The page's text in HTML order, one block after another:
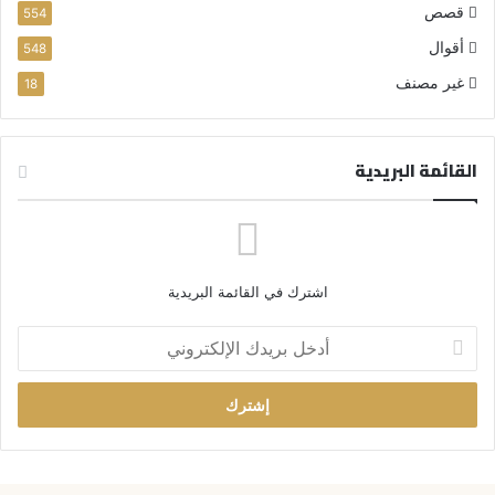
قصص 554
أقوال 548
غير مصنف 18
القائمة البريدية
اشترك في القائمة البريدية
خ
ب
ر